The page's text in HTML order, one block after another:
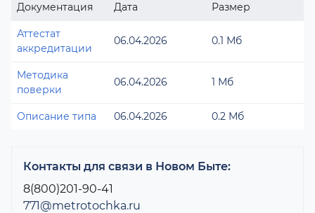
Документация Дата Размер
Аттестат
аккредитации
06.04.2026 0.1 Мб
Методика
поверки
06.04.2026 1 Мб
Описание типа 06.04.2026 0.2 Мб
Контакты для связи в Новом Быте:
8(800)201-90-41
771@metrotochka.ru